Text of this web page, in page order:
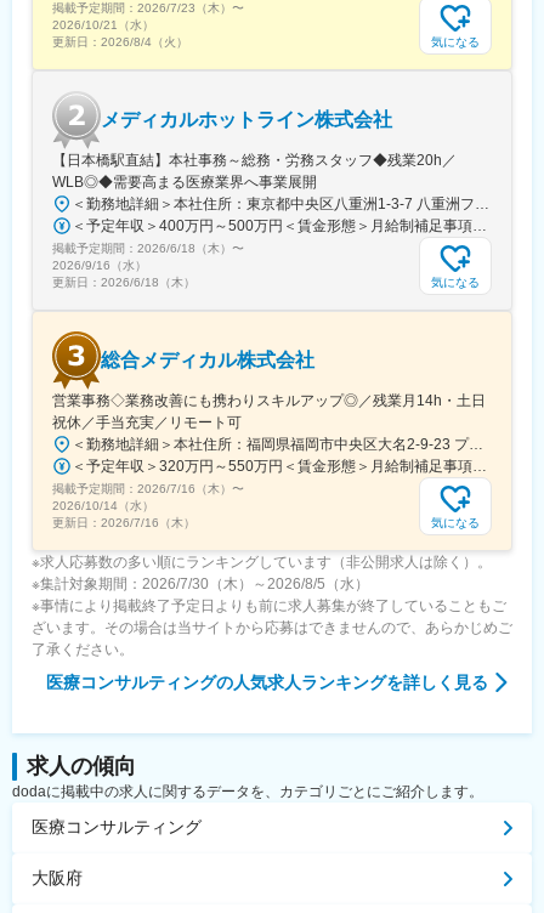
くことはなく、常に、医療機関・研究所の立場でコンサルティン
グを行います。
掲載予定期間： 2026/7/23（木） 〜
2026/10/21（水）
更新日： 2026/8/4（火） 気になる
メディカルホットライン株式会社
【日本橋駅直結】本社事務～総務・労務スタッフ◆残業20h／
WLB◎◆需要高まる医療業界へ事業展開
＜勤務地詳細＞本社住所：東京都中央区八重洲1-3-7 八重洲ファーストフィナンシャルビル13F受動喫煙対策：屋内全面禁煙変更の範囲：会社の定める事業所
＜予定年収＞400万円～500万円＜賃金形態＞月給制補足事項なし＜賃金内訳＞月額（基本給）：235,000円～284,000円固定残業手当/月：45,000円～66,000円（固定残業時間25時間0分/月）超過した時間外労働の残業手当は追加支給＜月給＞280,000円～350,000円（一律手当を含む）＜昇給有無＞有＜残業手当＞有＜給与補足＞※給与詳細は、ご経験やスキルを考慮のうえ決定します。■昇給：年1回 査定により決定■賞与：年2回（7 月・12 月） 都度査定により決定 算定対象期間に準ずる賃金はあくまでも目安の金額であり、選考を通じて上下する可能性があります。月給(月額)は固定手当を含めた表記です。
掲載予定期間： 2026/6/18（木） 〜
2026/9/16（水）
更新日： 2026/6/18（木） 気になる
総合メディカル株式会社
営業事務◇業務改善にも携わりスキルアップ◎／残業月14h・土日
祝休／手当充実／リモート可
＜勤務地詳細＞本社住所：福岡県福岡市中央区大名2-9-23 プリオ福岡ビル勤務地最寄駅：地下鉄空港線／天神駅受動喫煙対策：屋内全面禁煙変更の範囲：会社の定める事業所
＜予定年収＞320万円～550万円＜賃金形態＞月給制補足事項なし＜賃金内訳＞月額（基本給）：200,000円～246,000円その他固定手当/月：20,000円～110,000円＜月給＞220,000円～356,000円＜昇給有無＞有＜残業手当＞有＜給与補足＞※実際の年収は面談・面接後に経歴や能力に応じて決定します※求人票の想定年収に当てはまらないケースも発生する可能性があります賞与年2回（2025年度実績4.4ヶ月）、昇給年1回住宅補助手当、家族手当、残業手当、休日出勤手当など賃金はあくまでも目安の金額であり、選考を通じて上下する可能性があります。月給(月額)は固定手当を含めた表記です。
掲載予定期間： 2026/7/16（木） 〜
2026/10/14（水）
更新日： 2026/7/16（木） 気になる
※求人応募数の多い順にランキングしています（非公開求人は除く）。
※集計対象期間：2026/7/30（木）～2026/8/5（水）
※事情により掲載終了予定日よりも前に求人募集が終了していることもご
ざいます。その場合は当サイトから応募はできませんので、あらかじめご
了承ください。
医療コンサルティングの人気求人ランキングを詳しく見る
求人の傾向
dodaに掲載中の求人に関するデータを、カテゴリごとにご紹介します。
医療コンサルティング
大阪府